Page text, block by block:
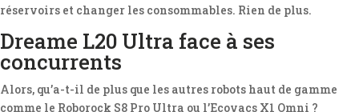
réservoirs et changer les consommables. Rien de plus.
Dreame L20 Ultra face à ses
concurrents
Alors, qu’a-t-il de plus que les autres robots haut de gamme
comme le Roborock S8 Pro Ultra ou l’Ecovacs X1 Omni ?